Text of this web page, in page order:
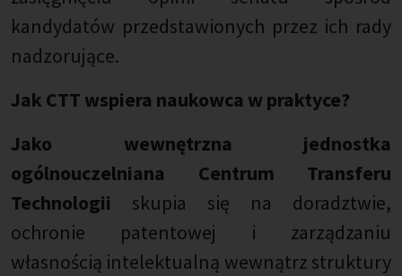
kandydatów przedstawionych przez ich rady
nadzorujące.
Jak CTT wspiera naukowca w praktyce?
Jako wewnętrzna jednostka
ogólnouczelniana Centrum Transferu
Technologii skupia się na doradztwie,
ochronie patentowej i zarządzaniu
własnością intelektualną wewnątrz struktury